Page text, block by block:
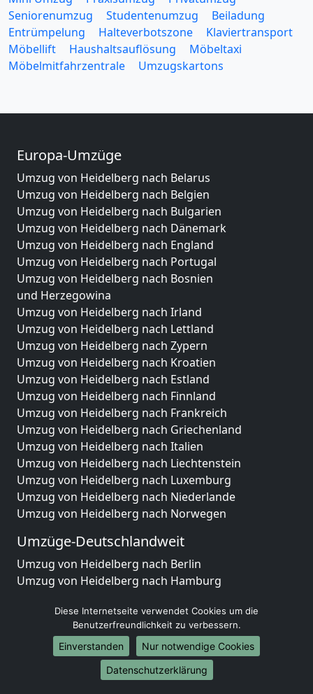
Seniorenumzug
Studentenumzug
Beiladung
Entrümpelung
Halteverbotszone
Klaviertransport
Möbellift
Haushaltsauflösung
Möbeltaxi
Möbelmitfahrzentrale
Umzugskartons
Europa-Umzüge
Umzug von Heidelberg nach Belarus
Umzug von Heidelberg nach Belgien
Umzug von Heidelberg nach Bulgarien
Umzug von Heidelberg nach Dänemark
Umzug von Heidelberg nach England
Umzug von Heidelberg nach Portugal
Umzug von Heidelberg nach Bosnien
und Herzegowina
Umzug von Heidelberg nach Irland
Umzug von Heidelberg nach Lettland
Umzug von Heidelberg nach Zypern
Umzug von Heidelberg nach Kroatien
Umzug von Heidelberg nach Estland
Umzug von Heidelberg nach Finnland
Umzug von Heidelberg nach Frankreich
Umzug von Heidelberg nach Griechenland
Umzug von Heidelberg nach Italien
Umzug von Heidelberg nach Liechtenstein
Umzug von Heidelberg nach Luxemburg
Umzug von Heidelberg nach Niederlande
Umzug von Heidelberg nach Norwegen
Umzüge-Deutschlandweit
Umzug von Heidelberg nach Berlin
Umzug von Heidelberg nach Hamburg
Umzug von Heidelberg nach Köln
Umzug von Heidelberg nach Frankfurt am Main
Umzug von Heidelberg nach Stuttgart
Umzug von Heidelberg nach Düsseldorf
Umzug von Heidelberg nach Leipzig
Diese Internetseite verwendet Cookies um die
Benutzerfreundlichkeit zu verbessern.
Einverstanden
Nur notwendige Cookies
Datenschutzerklärung